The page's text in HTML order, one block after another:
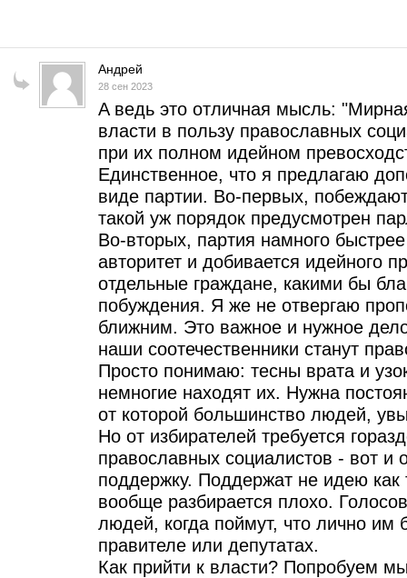
Андрей
28 сен 2023
A ведь это отличная мысль:
власти в пользу православных
при их полном идейном
Единственное, что я предлагаю
виде партии. Во-первых,
такой уж порядок предусмотрен
Во-вторых, партия намного
авторитет и добивается идейного
отдельные граждане, какими бы
побуждения. Я же не отвергаю
ближним. Это важное и нужное
наши соотечественники станут
Просто понимаю: тесны врата и
немногие находят их. Нужна
от которой большинство людей,
Но от избирателей требуется
православных социалистов - вот и
поддержку. Поддержат не идею
вообще разбирается плохо.
людей, когда поймут, что лично им
правителе или депутатах.
Как прийти к власти? Попробуем